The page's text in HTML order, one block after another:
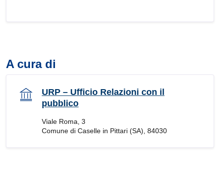
A cura di
URP – Ufficio Relazioni con il
pubblico
Viale Roma, 3
Comune di Caselle in Pittari (SA), 84030